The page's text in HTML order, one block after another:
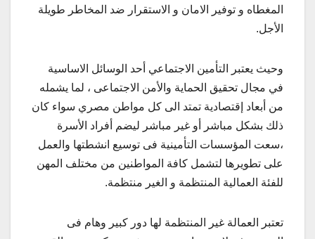
المغطاه و توفير الامان و الاستقرار ضد المخاطر طويلة
الأجل.
وحيث يعتبر التأمين الاجتماعي أحد الوسائل الاساسية
في مجال تحقيق الحماية والأمن الاجتماعى ، لما يشمله
من أبعاد إقتصادية تمتد الى كل مواطن مصري سواء كان
ذلك بشكل مباشر أو غير مباشر ليضم أفراد الأسرة
،سعت المؤسسات التأمينية فى توسيع انشطتها والعمل
على تطويرها لتشمل كافة المواطنين من مختلف المهن
للفئة العمالية المنتظمة و الغير منتظمة.
تعتبر العمالة غير المنتظمة لها دور كبير وهام فى